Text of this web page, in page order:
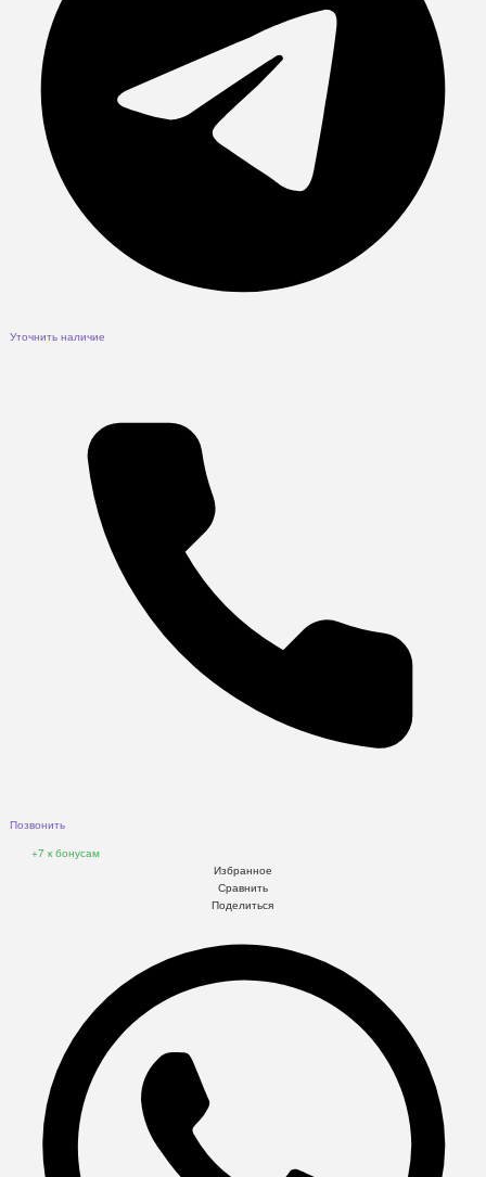
Уточнить наличие
Позвонить
+7к бонусам
Избранное
Сравнить
Поделиться